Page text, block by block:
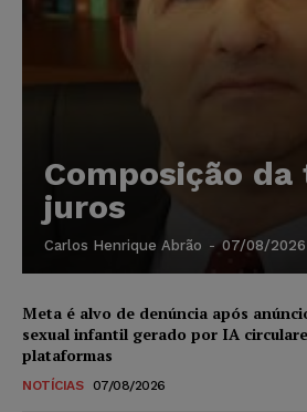
Composição da
juros
Carlos Henrique Abrão - 07/08/2026
Meta é alvo de denúncia após
sexual infantil gerado por IA
plataformas
NOTÍCIAS 07/08/2026